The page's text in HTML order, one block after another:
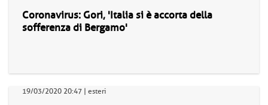
Coronavirus: Gori, 'Italia si è accorta della
sofferenza di Bergamo'
19/03/2020 20:47 | esteri